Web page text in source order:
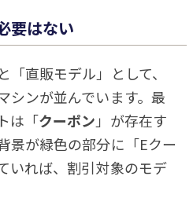
要はない
直販モデル」として、
シンが並んでいます。最
は「クーポン 」が存在す
景が緑色の部分に「Eクー
いれば、割引対象のモデ